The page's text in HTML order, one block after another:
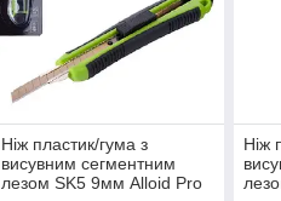
Ніж пластик/гума з
висувним сегментним
лезом SK5 9мм Alloid Pro
Ніж